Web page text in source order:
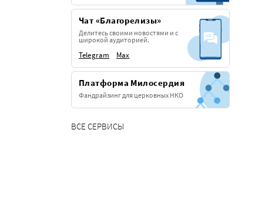
Чат «Благорелизы»
Делитесь своими новостями и с
широкой аудиторией.
Telegram Max
Платформа Милосердия
Фандрайзинг для церковных НКО
ВСЕ СЕРВИСЫ